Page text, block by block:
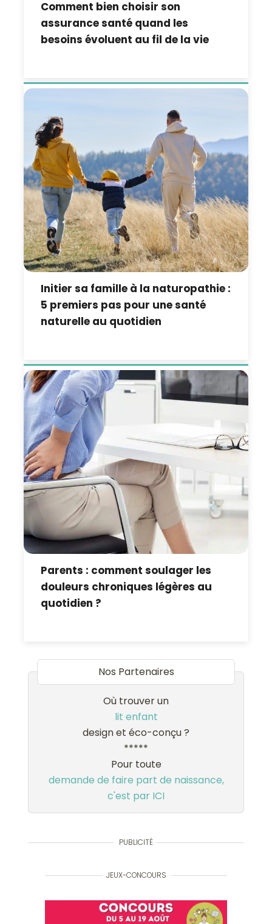
Comment bien choisir son
assurance santé quand les
besoins évoluent au fil de la vie
Initier sa famille à la naturopathie :
5 premiers pas pour une santé
naturelle au quotidien
Parents : comment soulager les
douleurs chroniques légères au
quotidien ?
Nos Partenaires
Où trouver un
lit enfant
design et éco-conçu ?
*****
Pour toute
demande de faire part de naissance,
c'est par ICI
PUBLICITÉ
JEUX-CONCOURS